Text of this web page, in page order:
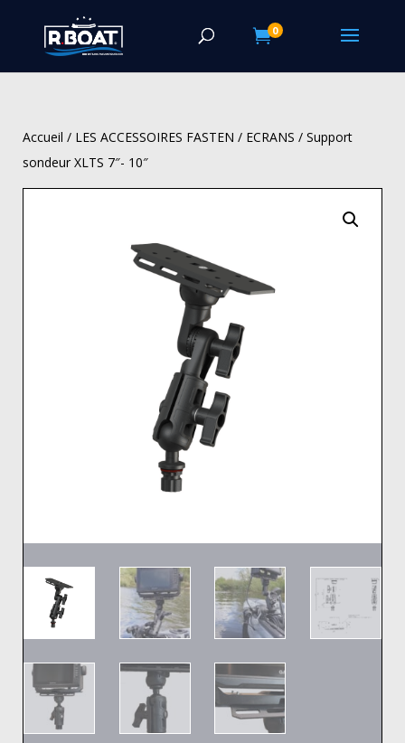
0
Accueil / LES ACCESSOIRES FASTEN / ECRANS / Support
sondeur XLTS 7″- 10″